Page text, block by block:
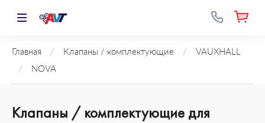
Главная / Клапаны / комплектующие /
VAUXHALL
/
NOVA
Клапаны / комплектующие для